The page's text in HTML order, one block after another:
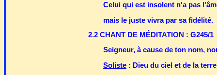
Celui qui est insolent n'a pas
mais le juste vivra par sa fidélité.
2.2 CHANT DE MÉDITATION : G245/1
Seigneur, à cause de ton nom,
Soliste : Dieu du ciel et de la